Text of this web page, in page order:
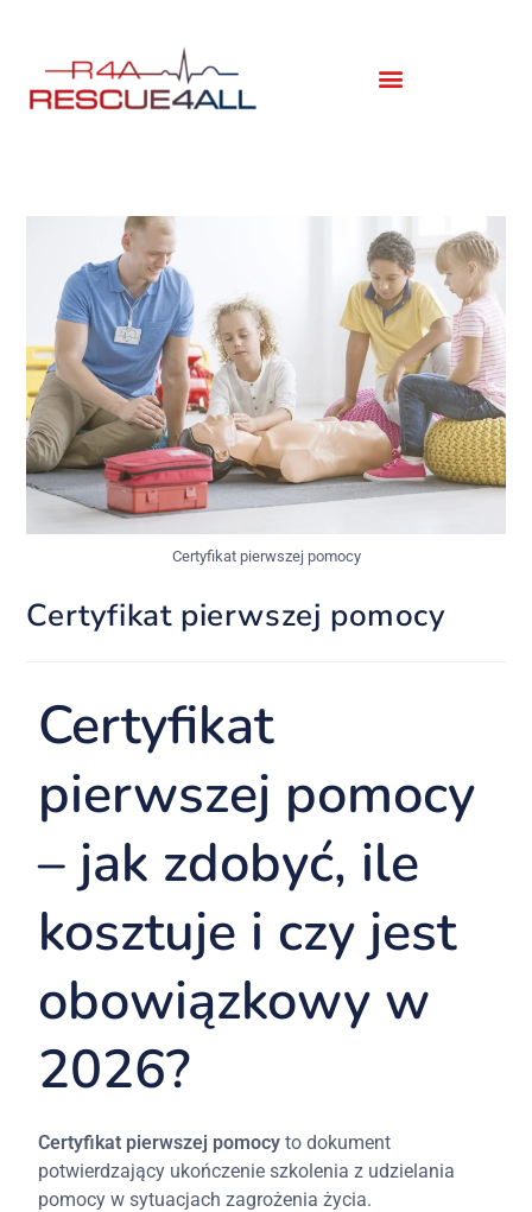
Certyfikat pierwszej pomocy
Certyfikat pierwszej pomocy
Certyfikat
pierwszej pomocy
– jak zdobyć, ile
kosztuje i czy jest
obowiązkowy w
2026?
Certyfikat pierwszej pomocy todokument
potwierdzający ukończenieszkoleniaz udzielania
pomocywsytuacjachzagrożeniażycia.